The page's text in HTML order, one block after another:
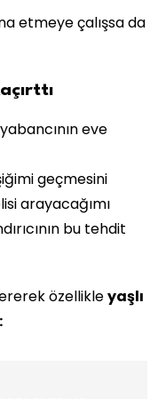
etmeye çalışsa da
yabancının eve
geçmesini
arayacağımı
bu tehdit
özellikleyaşlı